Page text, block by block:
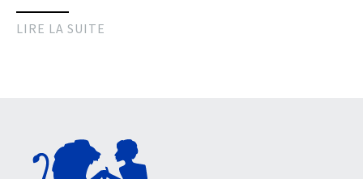
LIRE LA SUITE